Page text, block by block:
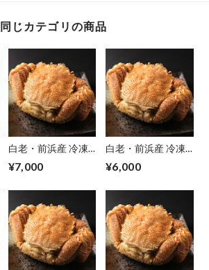
同じカテゴリの商品
白老・前浜産 冷凍
500～550g)
¥7,000
白老・前浜産 冷凍
450～500g）
¥6,000